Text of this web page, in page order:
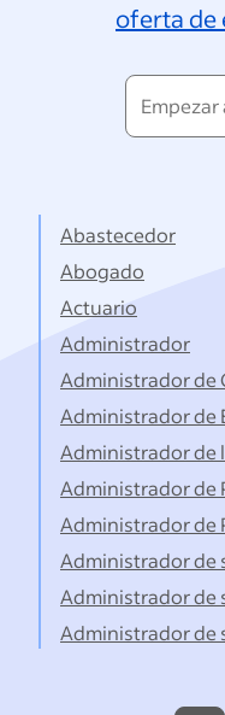
oferta de
Empezar
a
Abastecedor
Abogado
Actuario
Administrador
Administrador de
Administrador de
Administrador de
Administrador de
Administrador de
Administrador de
Administrador de
Administrador de